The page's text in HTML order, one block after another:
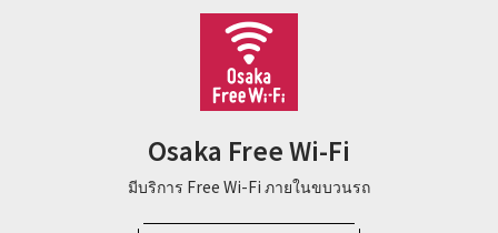
Osaka Free Wi-Fi
มีบริการ Free Wi-Fi ภายในขบวนรถ